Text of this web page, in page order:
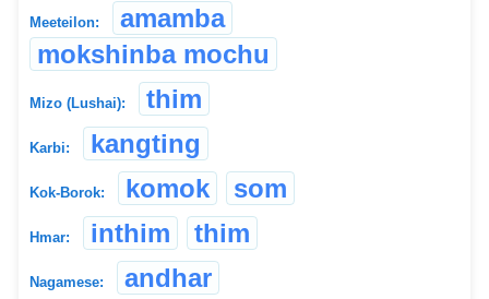
Meeteilon:
amamba
mokshinba mochu
Mizo (Lushai): thim
Karbi: kangting
Kok-Borok: komok som
Hmar: inthim thim
Nagamese: andhar